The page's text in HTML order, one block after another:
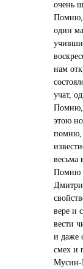
очень
Помню,
один
нам
учат,
Помню,
этою
помню,
весьма
Помню
вере и
вести
и даже
смех и
Мусин-